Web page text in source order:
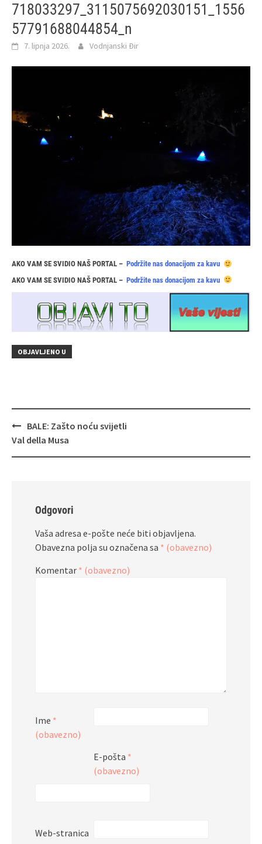
718033297_3115075692030151_1556
57791688044854_n
7. lipnja 2026. Vodnjanski Đir
AKO VAM SE SVIDIO NAŠ PORTAL – Podržite nas donacijom za kavu
AKO VAM SE SVIDIO NAŠ PORTAL – Podržite nas donacijom za kavu
OBJAVLJENO U
Navigacija
objava
BALE: Zašto noću svijetli
Val della Musa
Odgovori
Vaša adresa e-pošte neće biti objavljena.
Obavezna polja su označena sa * (obavezno)
Komentar * (obavezno)
Ime *
(obavezno)
E-pošta *
(obavezno)
Web-stranica